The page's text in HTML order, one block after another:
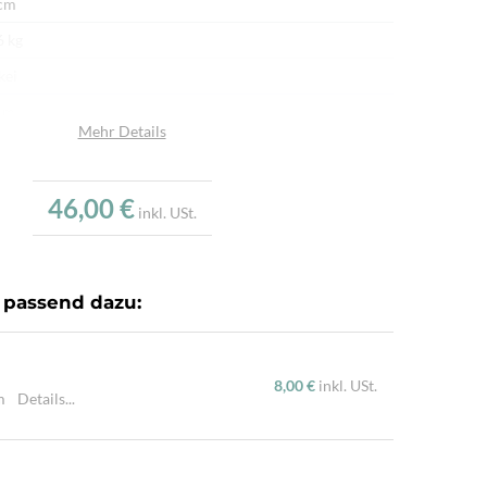
Handbestickt
Kelimmotiv, Handgewebter Kelim, Sehr feine
Mehr Details
46,00 € inkl. USt.
dazu:
Details...
8,00 € inkl. USt.